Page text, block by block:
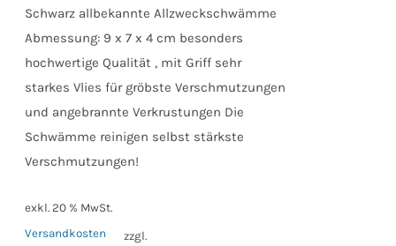
Schwarz allbekannte Allzweckschwämme
Abmessung: 9 x 7 x 4 cm besonders
hochwertige Qualität , mit Griff sehr
starkes Vlies für gröbste Verschmutzungen
und angebrannte Verkrustungen Die
Schwämme reinigen selbst stärkste
Verschmutzungen!
exkl. 20 % MwSt.
zzgl.
Versandkosten